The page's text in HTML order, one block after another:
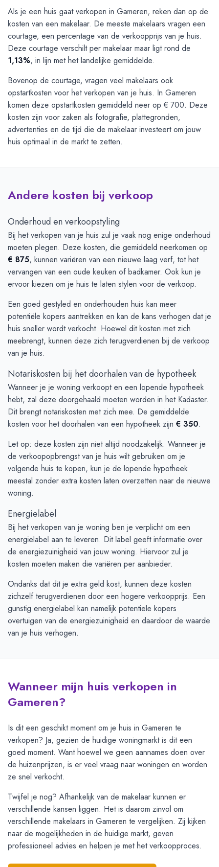
Als je een huis gaat verkopen in Gameren, reken dan op de
kosten van een makelaar. De meeste makelaars vragen een
courtage, een percentage van de verkoopprijs van je huis.
Deze courtage verschilt per makelaar maar ligt rond de
1,13%, in lijn met het landelijke gemiddelde.
Bovenop de courtage, vragen veel makelaars ook
opstartkosten voor het verkopen van je huis. In Gameren
komen deze opstartkosten gemiddeld neer op € 700. Deze
kosten zijn voor zaken als fotografie, plattegronden,
advertenties en de tijd die de makelaar investeert om jouw
huis optimaal in de markt te zetten.
Andere kosten bij verkoop
Onderhoud en verkoopstyling
Bij het verkopen van je huis zul je vaak nog enige onderhoud
moeten plegen. Deze kosten, die gemiddeld neerkomen op
€ 875, kunnen variëren van een nieuwe laag verf, tot het
vervangen van een oude keuken of badkamer. Ook kun je
ervoor kiezen om je huis te laten stylen voor de verkoop.
Een goed gestyled en onderhouden huis kan meer
potentiële kopers aantrekken en kan de kans verhogen dat je
huis sneller wordt verkocht. Hoewel dit kosten met zich
meebrengt, kunnen deze zich terugverdienen bij de verkoop
van je huis.
Notariskosten bij het doorhalen van de hypotheek
Wanneer je je woning verkoopt en een lopende hypotheek
hebt, zal deze doorgehaald moeten worden in het Kadaster.
Dit brengt notariskosten met zich mee. De gemiddelde
kosten voor het doorhalen van een hypotheek zijn € 350.
Let op: deze kosten zijn niet altijd noodzakelijk. Wanneer je
de verkoopopbrengst van je huis wilt gebruiken om je
volgende huis te kopen, kun je de lopende hypotheek
meestal zonder extra kosten laten overzetten naar de nieuwe
woning.
Energielabel
Bij het verkopen van je woning ben je verplicht om een
energielabel aan te leveren. Dit label geeft informatie over
de energiezuinigheid van jouw woning. Hiervoor zul je
kosten moeten maken die variëren per aanbieder.
Ondanks dat dit je extra geld kost, kunnen deze kosten
zichzelf terugverdienen door een hogere verkoopprijs. Een
gunstig energielabel kan namelijk potentiele kopers
overtuigen van de energiezuinigheid en daardoor de waarde
van je huis verhogen.
Wanneer mijn huis verkopen in
Gameren?
Is dit een geschikt moment om je huis in Gameren te
verkopen? Ja, gezien de huidige woningmarkt is dit een
goed moment. Want hoewel we geen aannames doen over
de huizenprijzen, is er veel vraag naar woningen en worden
ze snel verkocht.
Twijfel je nog? Afhankelijk van de makelaar kunnen er
verschillende kansen liggen. Het is daarom zinvol om
verschillende makelaars in Gameren te vergelijken. Zij kijken
naar de mogelijkheden in de huidige markt, geven
professioneel advies en helpen je met het verkoopproces.